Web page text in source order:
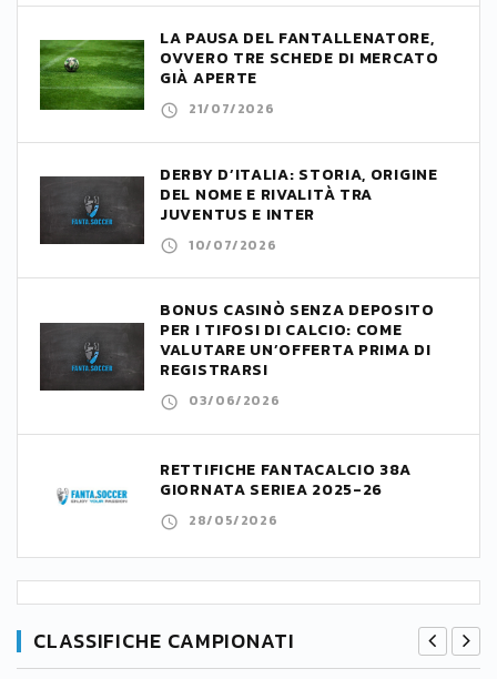
LA PAUSA DEL FANTALLENATORE,
OVVERO TRE SCHEDE DI MERCATO
GIÀ APERTE
21/07/2026
DERBY D’ITALIA: STORIA, ORIGINE
DEL NOME E RIVALITÀ TRA
JUVENTUS E INTER
10/07/2026
BONUS CASINÒ SENZA DEPOSITO
PER I TIFOSI DI CALCIO: COME
VALUTARE UN’OFFERTA PRIMA DI
REGISTRARSI
03/06/2026
RETTIFICHE FANTACALCIO 38A
GIORNATA SERIEA 2025-26
28/05/2026
CLASSIFICHE CAMPIONATI